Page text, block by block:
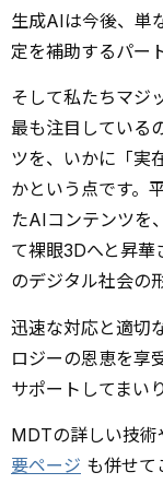
生成AIは今後、単
定を補助するパー
そして私たちマジ
最も注目している
ツを、いかに「実
かという点です。
たAIコンテンツを、
て裸眼3Dへと昇華
のデジタル社会の
迅速な対応と適切
ロジーの恩恵を享
サポートしてまいり
MDTの詳しい技術
要ページ も併せて